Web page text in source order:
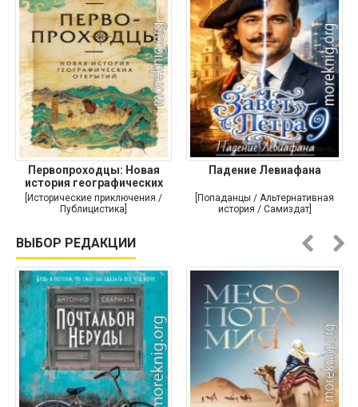
Первопроходцы: Новая
история географических
[Исторические приключения /
Публицистика]
Падение Левиафана
[Попаданцы / Альтернативная
история / Самиздат]
ВЫБОР РЕДАКЦИИ